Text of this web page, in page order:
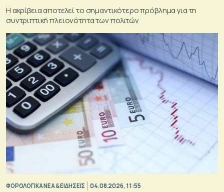
Η ακρίβεια αποτελεί το σημαντικότερο πρόβλημα για τη
συντριπτική πλειονότητα των πολιτών
ΦΟΡΟΛΟΓΙΚΑ ΝΕΑ & EΙΔΗΣΕΙΣ 04.08.2026, 11:55